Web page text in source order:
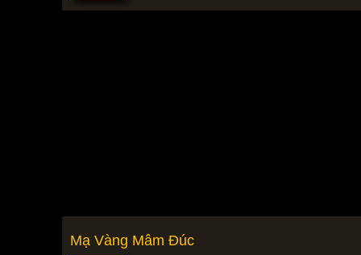
Mạ Vàng Mâm Đúc